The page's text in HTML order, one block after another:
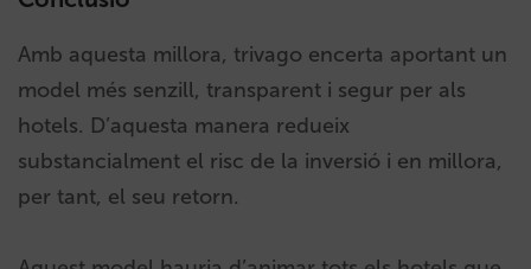
Amb aquesta millora, trivago encerta aportant un
model més senzill, transparent i segur per als
hotels. D’aquesta manera redueix
substancialment el risc de la inversió i en millora,
per tant, el seu retorn.